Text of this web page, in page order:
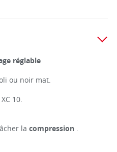
réglable
ou noir mat.
10.
la compression.